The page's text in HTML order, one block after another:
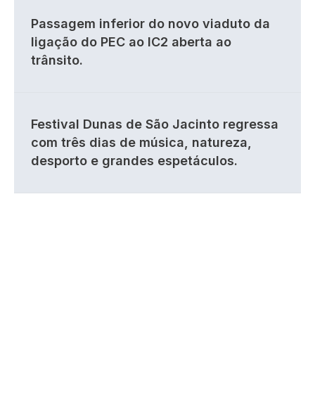
Passagem inferior do novo viaduto da
ligação do PEC ao IC2 aberta ao
trânsito.
Festival Dunas de São Jacinto regressa
com três dias de música, natureza,
desporto e grandes espetáculos.